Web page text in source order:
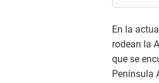
En la
rodean la
que se
Península